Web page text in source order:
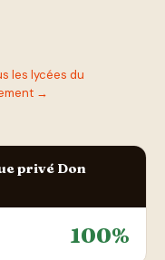
les lycées du
→
privé Don
100%